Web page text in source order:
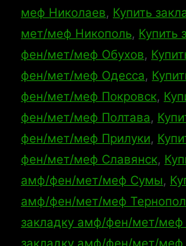
меф Николаев, Купить
мет/меф Никополь, Купить
фен/мет/меф Обухов,
фен/мет/меф Одесса,
фен/мет/меф Покровск,
фен/мет/меф Полтава,
фен/мет/меф Прилуки,
фен/мет/меф Славянск,
амф/фен/мет/меф Сумы,
амф/фен/мет/меф
закладку амф/фен/мет/меф